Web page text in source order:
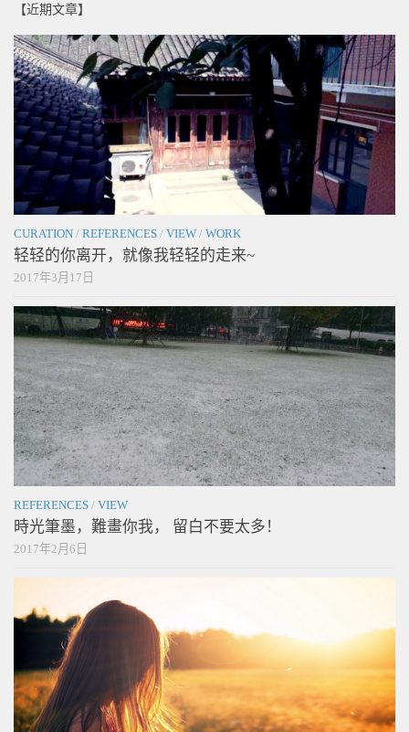
【近期文章】
CURATION / REFERENCES / VIEW / WORK
轻轻的你离开，就像我轻轻的走来~
2017年3月17日
REFERENCES / VIEW
時光筆墨，難畫你我， 留白不要太多！
2017年2月6日